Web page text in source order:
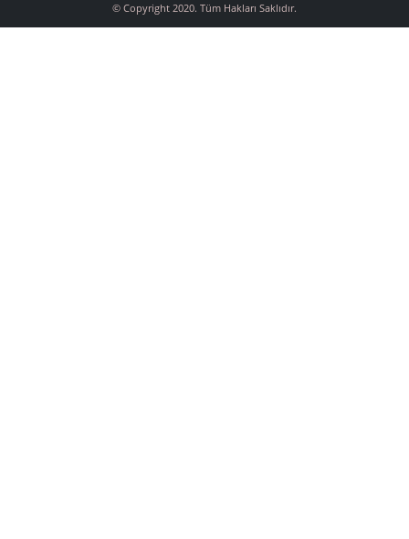
© Copyright 2020. Tüm Hakları Saklıdır.